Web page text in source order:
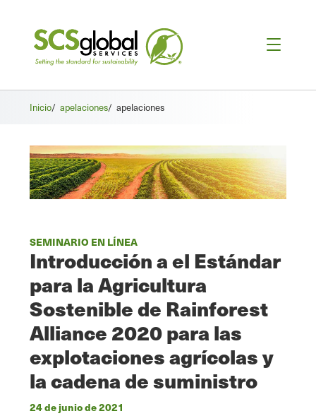
Inicio/ apelaciones/ apelaciones
SEMINARIO EN LÍNEA
Introducción a el Estándar
para la Agricultura
Sostenible de Rainforest
Alliance 2020 para las
explotaciones agrícolas y
la cadena de suministro
24 de junio de 2021